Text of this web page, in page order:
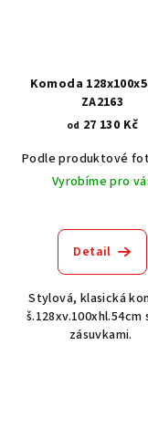
Komoda
ZA2163
od 27 130 Kč
Podle produktové
Vyrobíme pro
Detail
Stylová, klasická
zásuvkami.